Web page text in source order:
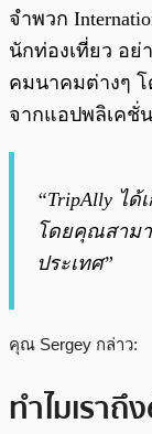
จำพวก
นักท่องเที่ยว อย่
คมนาคมต่างๆ โ
จากแอปพลิเคชั่
“TripAlly ได้
โดยคุณสามา
ประเทศ”
คุณ Sergey กล่าว:
ทำไมเรา